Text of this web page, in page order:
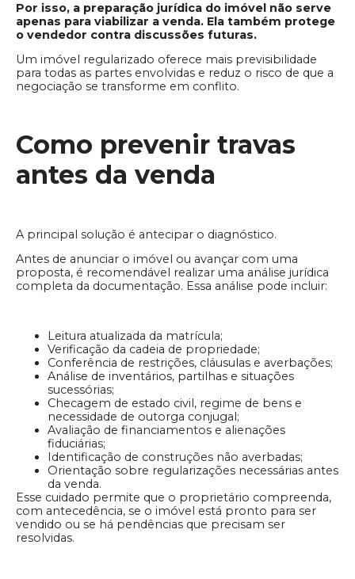
Por isso, a preparação jurídica do imóvel não serve
apenas para viabilizar a venda. Ela também protege
o vendedor contra discussões futuras.
Um imóvel regularizado oferece mais previsibilidade
para todas as partes envolvidas e reduz o risco de que a
negociação se transforme em conflito.
Como prevenir travas
antes da venda
A principal solução é antecipar o diagnóstico.
Antes de anunciar o imóvel ou avançar com uma
proposta, é recomendável realizar uma análise jurídica
completa da documentação. Essa análise pode incluir:
Leitura atualizada da matrícula;
Verificação da cadeia de propriedade;
Conferência de restrições, cláusulas e averbações;
Análise de inventários, partilhas e situações
sucessórias;
Checagem de estado civil, regime de bens e
necessidade de outorga conjugal;
Avaliação de financiamentos e alienações
fiduciárias;
Identificação de construções não averbadas;
Orientação sobre regularizações necessárias antes
da venda.
Esse cuidado permite que o proprietário compreenda,
com antecedência, se o imóvel está pronto para ser
vendido ou se há pendências que precisam ser
resolvidas.